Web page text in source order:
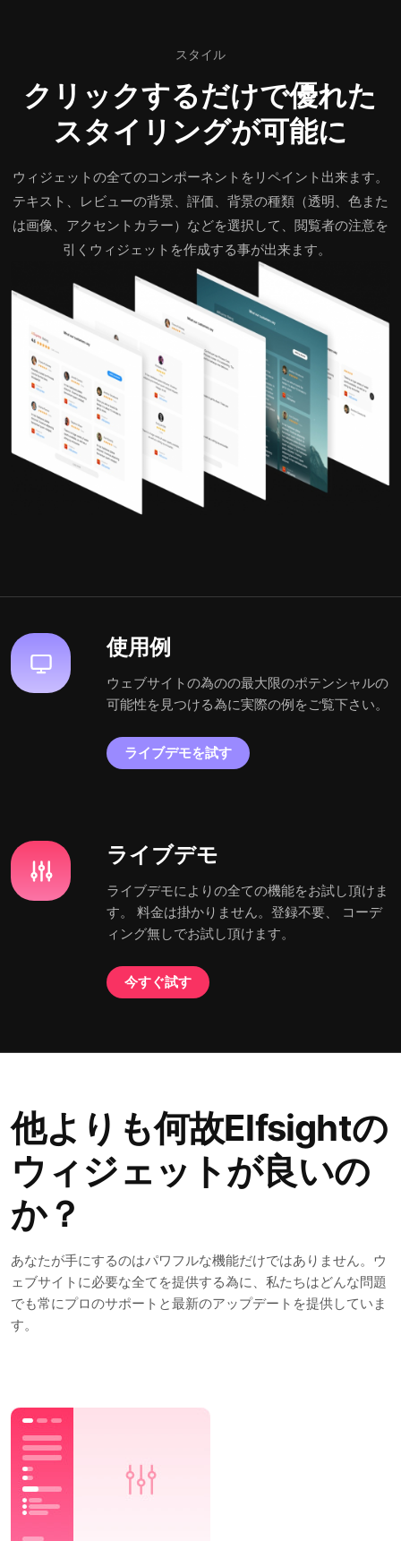
スタイル
クリックするだけで優れた
スタイリングが可能に
ウィジェットの全てのコンポーネントをリペイント出来ます。
テキスト、レビューの背景、評価、背景の種類（透明、色また
は画像、アクセントカラー）などを選択して、閲覧者の注意を
引くウィジェットを作成する事が出来ます。
使用例
ウェブサイトの為のの最大限のポテンシャルの
可能性を見つける為に実際の例をご覧下さい。
ライブデモを試す
ライブデモ
ライブデモによりの全ての機能をお試し頂けま
す。 料金は掛かりません。登録不要、 コーデ
ィング無しでお試し頂けます。
今すぐ試す
他よりも何故Elfsightの
ウィジェットが良いの
か？
あなたが手にするのはパワフルな機能だけではありません。ウ
ェブサイトに必要な全てを提供する為に、私たちはどんな問題
でも常にプロのサポートと最新のアップデートを提供していま
す。